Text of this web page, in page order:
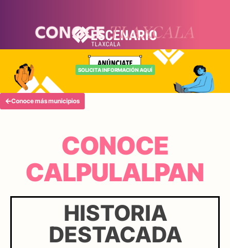
SOLICITA INFORMACIÓN AQUÍ
Conoce más municipios
CONOCE
CALPULALPAN
HISTORIA
DESTACADA